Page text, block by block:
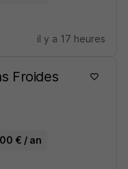
il y a 17 heures
Froides
€ / an